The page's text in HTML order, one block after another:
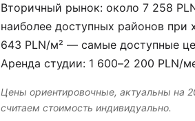
Вторичный рынок: около 7 258
наиболее доступных районов
643 PLN/м² — самые доступные
Аренда студии: 1 600–2 200 PLN/
Цены ориентировочные, актуальны на
считаем стоимость индивидуально.